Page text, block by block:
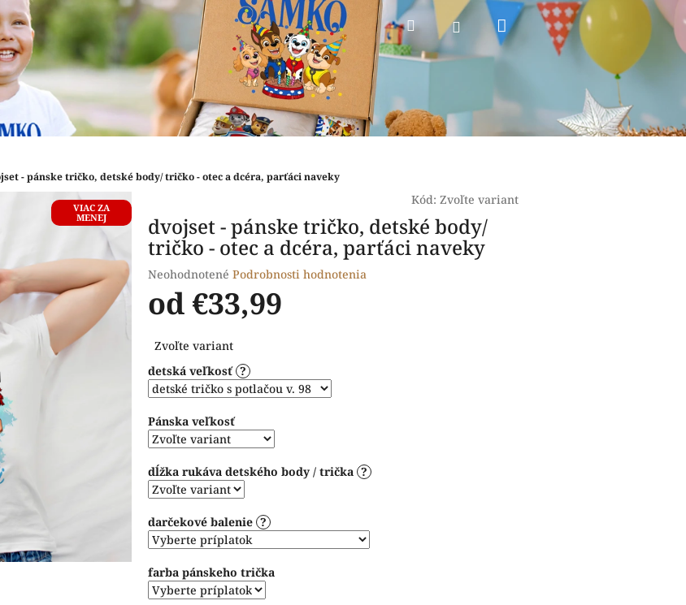
HľadaťPrihlásenieNákupný
- pánske tričko, detské body/ tričko - otec a dcéra, parťáci naveky
VIAC ZA
MENEJ
Kód: Zvoľte variant
dvojset - pánske tričko, detské body/
tričko - otec a dcéra, parťáci naveky
Priemerné
hodnotenie
produktu
0,0
5
hviezdičiek.
Neohodnotené Podrobnosti hodnotenia
od €33,99
cena:
Zvoľte variant
detská veľkosť ?
Pánska veľkosť
dĺžka rukáva detského body / trička ?
darčekové balenie ?
farba pánskeho trička